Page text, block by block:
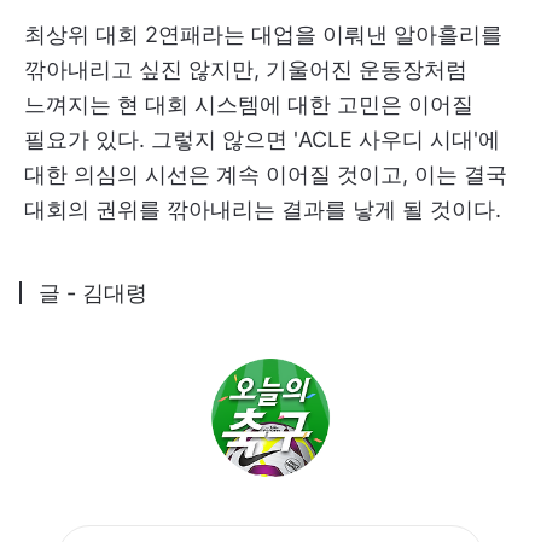
최상위 대회 2연패라는 대업을 이뤄낸 알아흘리를
깎아내리고 싶진 않지만, 기울어진 운동장처럼
느껴지는 현 대회 시스템에 대한 고민은 이어질
필요가 있다. 그렇지 않으면 'ACLE 사우디 시대'에
대한 의심의 시선은 계속 이어질 것이고, 이는 결국
대회의 권위를 깎아내리는 결과를 낳게 될 것이다.
글 - 김대령